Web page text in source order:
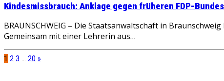
Kindesmissbrauch: Anklage gegen früheren FDP-
BRAUNSCHWEIG – Die Staatsanwaltschaft in
Gemeinsam mit einer Lehrerin aus…
1 2 3 … 20 »